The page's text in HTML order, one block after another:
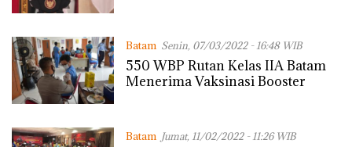
Batam Senin, 07/03/2022 - 16:48 WIB
550 WBP Rutan Kelas IIA Batam
Menerima Vaksinasi Booster
Batam Jumat, 11/02/2022 - 11:26 WIB